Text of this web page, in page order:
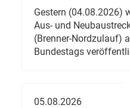
Gestern (04.08.2026)
Aus- und
(Brenner-Nordzulauf)
Bundestags
05.08.2026